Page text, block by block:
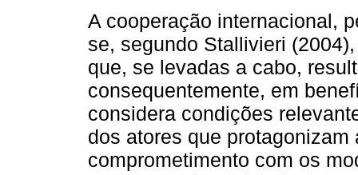
A cooperação internacional,
se, segundo Stallivieri
que, se levadas a cabo,
consequentemente, em
considera condições
dos atores que
comprometimento com os